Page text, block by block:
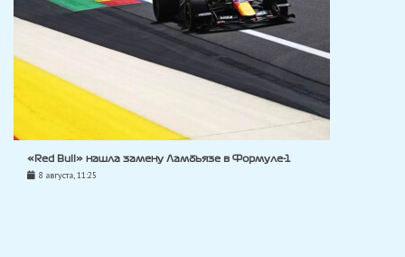
«Red Bull» нашла замену Ламбьязе в Формуле-1
8 августа, 11:25